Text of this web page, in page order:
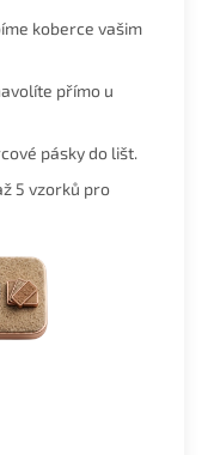
koberce vašim
přímo u
pásky do lišt.
5 vzorků pro